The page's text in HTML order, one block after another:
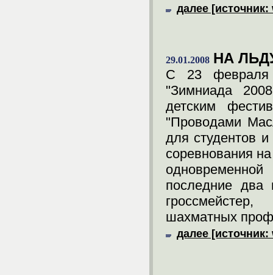
далее [источник:
29.01.2008 НА
С 23 февраля
"Зимниада
детским
"Проводами
для студентов
соревнования
последние два
шахматных
далее